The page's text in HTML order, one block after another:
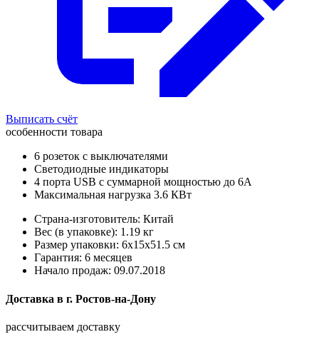
Выписать счёт
особенности товара
6 розеток с выключателями
Светодиодные индикаторы
4 порта USB с суммарной мощностью до 6А
Максимальная нагрузка 3.6 КВт
Страна-изготовитель: Китай
Вес (в упаковке): 1.19 кг
Размер упаковки: 6x15x51.5 см
Гарантия: 6 месяцев
Начало продаж: 09.07.2018
Доставка в г. Ростов-на-Дону
рассчитываем доставку